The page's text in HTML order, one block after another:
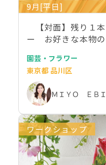
9月[平日]
【対面】残り１
ー お好きな本物
園芸・フラワー
東京都 品川区
ＭＩＹＯ ＥＢ
ワークショップ